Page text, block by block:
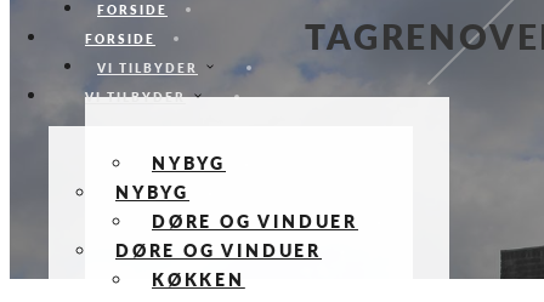
FORSIDE
VI TILBYDER
NYBYG
DØRE OG VINDUER
KØKKEN
FORSIDE
VI TILBYDER
NYBYG
DØRE OG VINDUER